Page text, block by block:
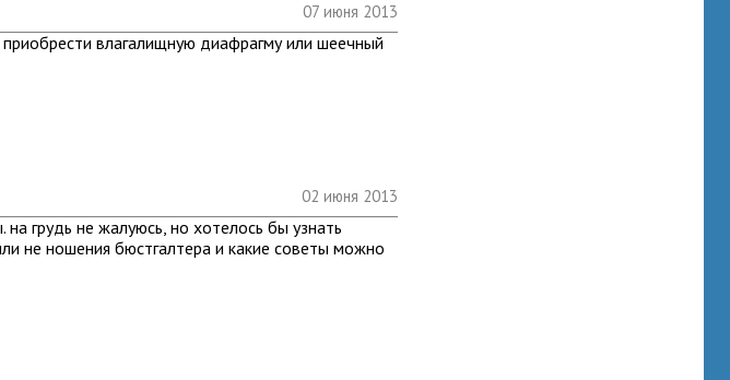
07 июня 2013
влагалищную диафрагму или шеечный
02 июня 2013
грудь не жалуюсь, но хотелось бы узнать
не ношения бюстгалтера и какие советы можно